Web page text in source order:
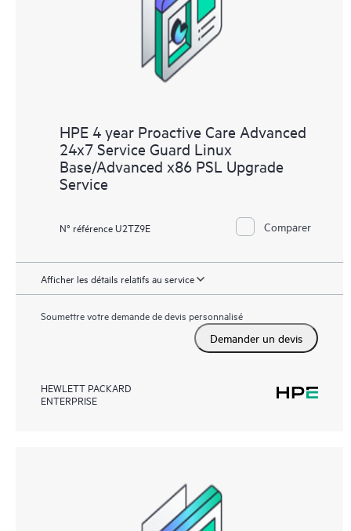
HPE 4 year Proactive Care Advanced
24x7 Service Guard Linux
Base/Advanced x86 PSL Upgrade
Service
N° référence U2TZ9E Comparer
Afficher les détails relatifs au service
Soumettre votre demande de devis personnalisé
Demander un devis
HEWLETT PACKARD
ENTERPRISE